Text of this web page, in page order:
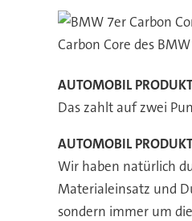
Carbon Core des
AUTOMOBIL
Das zahlt auf zwei
AUTOMOBIL
Wir haben natürlich
Materialeinsatz und
sondern immer um